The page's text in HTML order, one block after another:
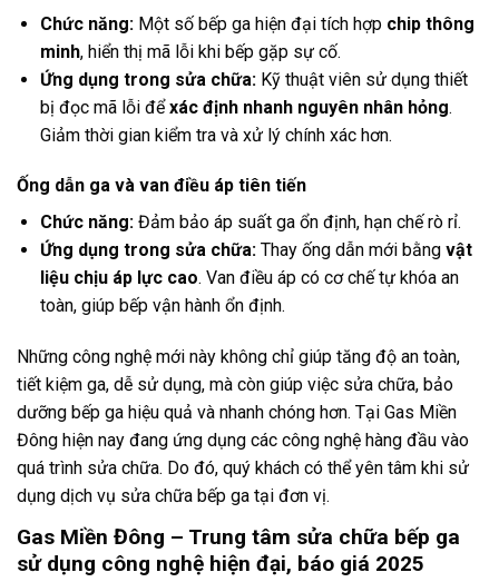
Chức năng:Một số bếp ga hiện đại tích hợp chip thông
minh, hiển thị mã lỗi khi bếp gặp sự cố.
Ứng dụng trong sửa chữa:Kỹ thuật viên sử dụng thiết
bị đọc mã lỗi đểxác định nhanh nguyên nhân hỏng.
Giảm thời gian kiểm tra và xử lý chính xác hơn.
Ống dẫn ga và van điều áp tiên tiến
Chức năng:Đảm bảo áp suất ga ổn định, hạn chế rò rỉ.
Ứng dụng trong sửa chữa:Thay ống dẫn mới bằng vật
liệu chịu áp lực cao. Van điều áp có cơ chế tự khóa an
toàn, giúp bếp vận hành ổn định.
Những công nghệ mới này không chỉ giúp tăng độ an toàn,
tiết kiệm ga, dễ sử dụng, mà còn giúp việc sửa chữa, bảo
dưỡng bếp ga hiệu quả và nhanh chóng hơn. Tại Gas Miền
Đông hiện nay đang ứng dụng các công nghệ hàng đầu vào
quá trình sửa chữa. Do đó, quý khách có thể yên tâm khi sử
dụng dịch vụ sửa chữa bếp ga tại đơn vị.
Gas Miền Đông – Trung tâm sửa chữa bếp ga
sử dụng công nghệ hiện đại, báo giá 2025